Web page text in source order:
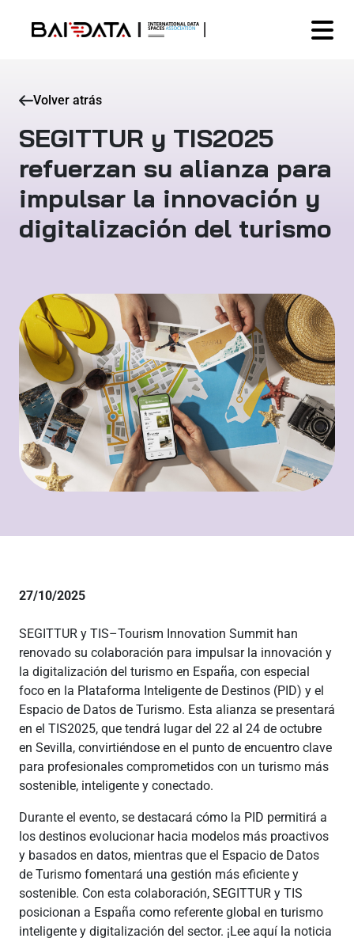
Volver atrás
SEGITTUR y TIS2025
refuerzan su alianza para
impulsar la innovación y
digitalización del turismo
27/10/2025
SEGITTUR y TIS–Tourism Innovation Summit han
renovado su colaboración para impulsar la innovación y
la digitalización del turismo en España, con especial
foco en la Plataforma Inteligente de Destinos (PID) y el
Espacio de Datos de Turismo. Esta alianza se presentará
en el TIS2025, que tendrá lugar del 22 al 24 de octubre
en Sevilla, convirtiéndose en el punto de encuentro clave
para profesionales comprometidos con un turismo más
sostenible, inteligente y conectado.
Durante el evento, se destacará cómo la PID permitirá a
los destinos evolucionar hacia modelos más proactivos
y basados en datos, mientras que el Espacio de Datos
de Turismo fomentará una gestión más eficiente y
sostenible. Con esta colaboración, SEGITTUR y TIS
posicionan a España como referente global en turismo
inteligente y digitalización del sector. ¡Lee aquí la noticia